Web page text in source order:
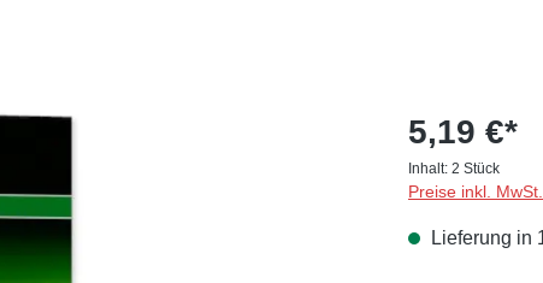
5,19 €*
Inhalt: 2 Stück
Preise inkl.
Lieferung in